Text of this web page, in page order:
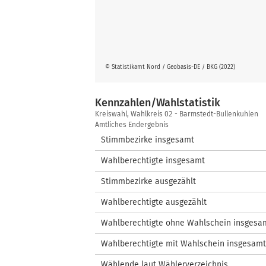
© Statistikamt Nord / Geobasis-DE / BKG (2022)
Kennzahlen/Wahlstatistik
Kennzahlen/Wahlstatistik
Kreiswahl, Wahlkreis 02 - Barmstedt-Bullenkuhlen
Amtliches Endergebnis
Stimmbezirke insgesamt
Wahlberechtigte insgesamt
Stimmbezirke ausgezählt
Wahlberechtigte ausgezählt
Wahlberechtigte ohne Wahlschein
Wahlberechtigte mit Wahlschein insgesamt